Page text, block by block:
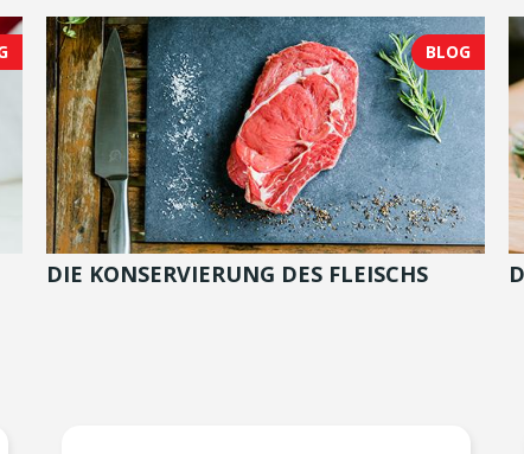
BLOG
DIE KONSERVIERUNG DES FLEISCHS